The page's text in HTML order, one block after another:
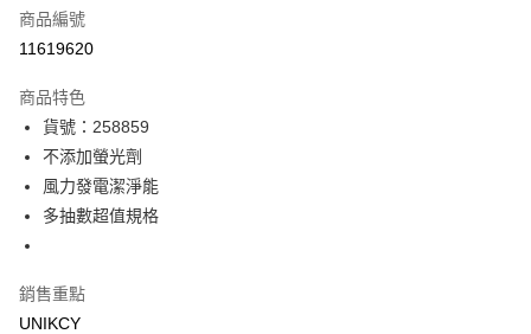
信用卡一次付款
Apple Pay
街口支付
悠遊付
Google Pay
商品編號
11619620
商品特色
貨號：258859
不添加螢光劑
風力發電潔淨能
多抽數超值規格
銷售重點
UNIKCY